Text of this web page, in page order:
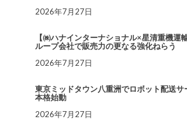
2026年7月27日
【㈱ハナインターナショナル×星清重機運
ループ会社で販売力の更なる強化ねらう
2026年7月27日
東京ミッドタウン八重洲でロボット配送サ
本格始動
2026年7月27日